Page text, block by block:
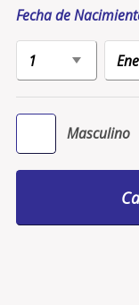
Fecha de
Masculino